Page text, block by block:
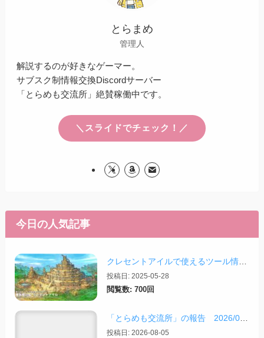
とらまめ
管理人
解説するのが好きなゲーマー。
サブスク制情報交換Discordサーバー
「とらめも交流所」絶賛稼働中です。
＼スライドでチェック！／
今日の人気記事
投稿日: 2025-05-28
閲覧数: 700回
投稿日: 2026-08-05